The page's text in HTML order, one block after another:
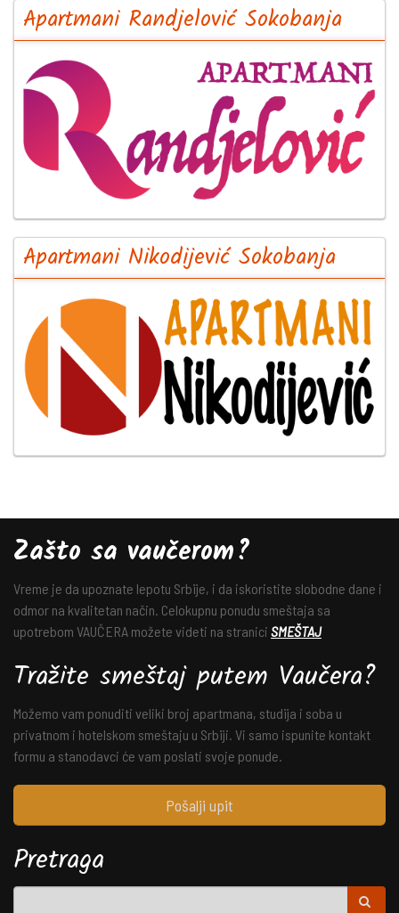
Apartmani Randjelović Sokobanja
Apartmani Nikodijević Sokobanja
Zašto sa vaučerom?
Vreme je da upoznate lepotu Srbije, i da iskoristite slobodne dane i
odmor na kvalitetan način. Celokupnu ponudu smeštaja sa
upotrebom VAUČERA možete videti na stranici SMEŠTAJ
Tražite smeštaj putem Vaučera?
Možemo vam ponuditi veliki broj apartmana, studija i soba u
privatnom i hotelskom smeštaju u Srbiji. Vi samo ispunite kontakt
formu a stanodavci će vam poslati svoje ponude.
Pošalji upit
Pretraga